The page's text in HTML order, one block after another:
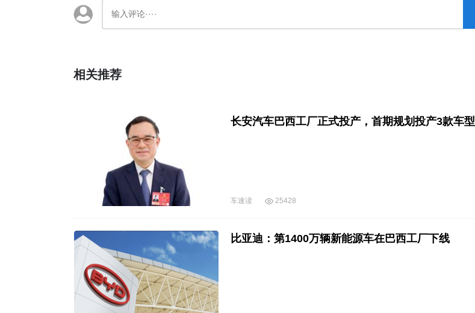
相关推荐
长安汽车巴西工厂正式投产，首期规划投产3款车型
车速读 25428
比亚迪：第1400万辆新能源车在巴西工厂下线